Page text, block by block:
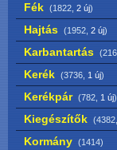
Fék (1822, 2 új)
Hajtás (1952, 2 új)
Karbantartás
Kerék (3736, 1 új)
Kerékpár (782, 1 új)
Kiegészítők (4382,
Kormány (1414)